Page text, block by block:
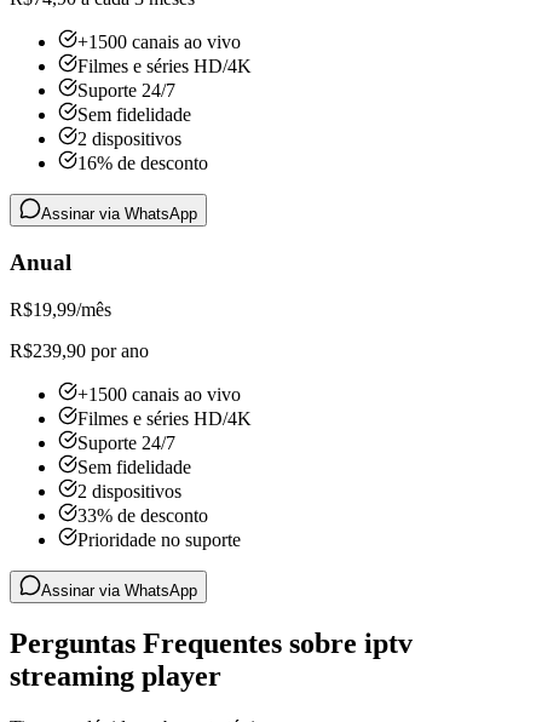
+1500 canais ao vivo
Filmes e séries HD/4K
Suporte 24/7
Sem fidelidade
2 dispositivos
16% de desconto
Assinar via WhatsApp
Anual
R$19,99/mês
R$239,90 por ano
+1500 canais ao vivo
Filmes e séries HD/4K
Suporte 24/7
Sem fidelidade
2 dispositivos
33% de desconto
Prioridade no suporte
Assinar via WhatsApp
Perguntas Frequentes sobre iptv
streaming player